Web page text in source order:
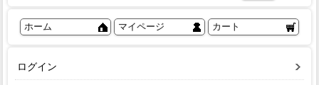
ホーム マイページ カート
ログイン